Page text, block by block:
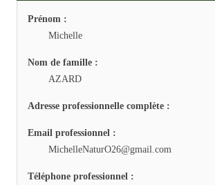
Prénom :
Michelle
Nom de famille :
AZARD
Adresse professionnelle complète :
Email professionnel :
MichelleNaturO26@gmail.com
Téléphone professionnel :